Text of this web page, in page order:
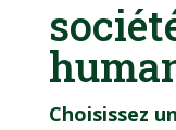
Choisissez